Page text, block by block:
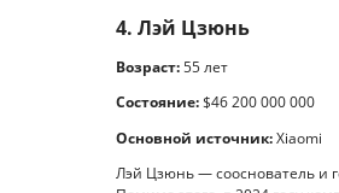
4. Лэй Цзюнь
Возраст:55 лет
Состояние:$46 200 000 000
Основной источник:Xiaomi
Лэй Цзюнь — сооснователь и